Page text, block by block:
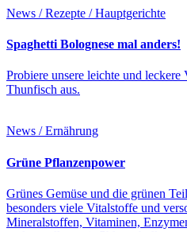
News / Rezepte / Hauptgerichte
Spaghetti Bolognese mal anders!
Probiere unsere leichte und leckere
Thunfisch aus.
News / Ernährung
Grüne Pflanzenpower
Grünes Gemüse und die grünen
besonders viele Vitalstoffe und
Mineralstoffen, Vitaminen,